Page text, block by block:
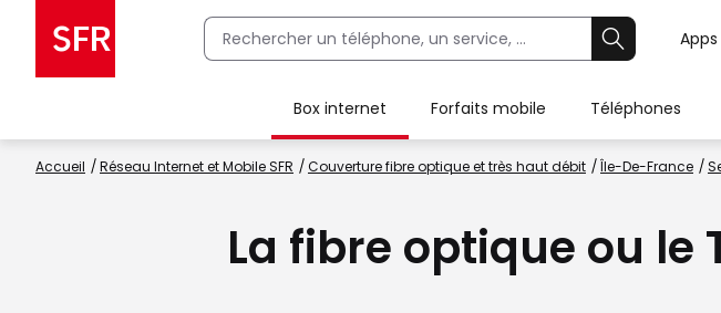
Box internet Forfaits mobile Téléphones
Accueil Réseau Internet et Mobile SFR Couverture fibre optique et très haut débit Île-De-France
La fibre optique ou le